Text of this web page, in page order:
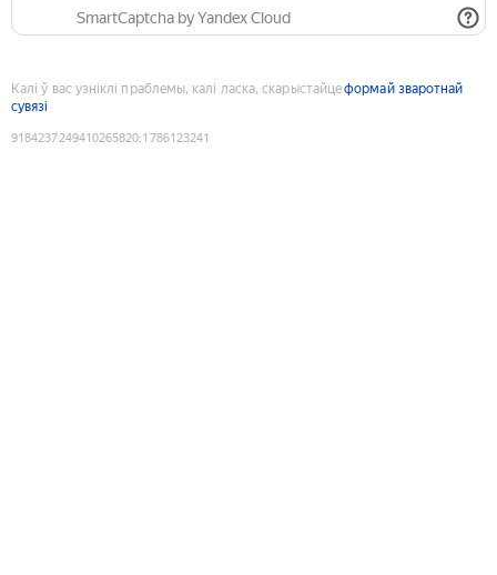
SmartCaptcha by Yandex Cloud
Калі ў вас узніклі праблемы, калі ласка, скарыстайцеформай зваротнай
сувязі
9184237249410265820:1786123241